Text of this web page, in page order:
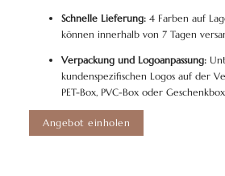
Schnelle Lieferung: 4 Farben auf
können innerhalb von 7 Tagen
Verpackung und Logoanpassung:
kundenspezifischen Logos auf der
PET-Box, PVC-Box oder Geschenkbox
Angebot einholen